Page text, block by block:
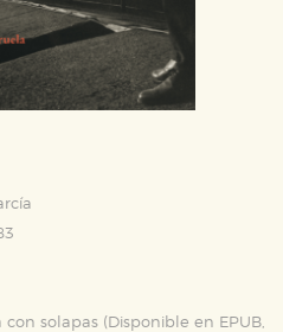
con solapas (Disponible en EPUB,